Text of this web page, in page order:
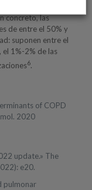
concreto, las
de entre el 50% y
suponen entre el
1%-2% de las
6.
of COPD
2020
update.» The
e20.
pulmonar